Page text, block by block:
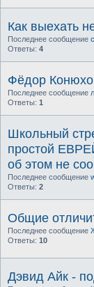
Как выехать
Последнее сообщение
Ответы: 4
Фёдор
Последнее сообщение
Ответы: 1
Школьный
простой
об этом не
Последнее сообщение
Ответы: 2
Общие
Последнее сообщение
Ответы: 10
Дэвид Айк -